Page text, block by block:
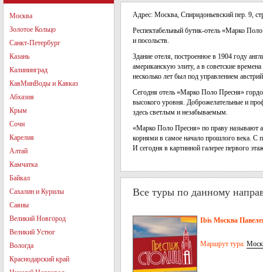
Москва
Золотое Кольцо
Санкт-Петербург
Казань
Калининград
КавМинВоды и Кавказ
Абхазия
Крым
Сочи
Карелия
Алтай
Камчатка
Байкал
Сахалин и Курилы
Саяны
Великий Новгород
Великий Устюг
Вологда
Краснодарский край
Адрес: Москва, Спиридоньевский пер. 9,
Респектабельный бутик-отель «Марко
и посольств.
Здание отеля, построенное в 1904 году
американскую элиту, а в советские
несколько лет был под управлением
Сегодня отель «Марко Поло Пресня»
высокого уровня. Доброжелательные и
здесь светлым и незабываемым.
«Марко Поло Пресня» по праву называют
корнями в самое начало прошлого века. C
И сегодня в картинной галерее первого
Все туры по данному
Ibis Москва
Маршрут тура: